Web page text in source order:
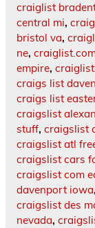
craiglist
central mi,
bristol va,
ne,
empire,
craigs list
craigs list
craigslist
stuff, craigslist
craigslist atl
craigslist cars
craigslist com
davenport iowa,
craigslist des
nevada,